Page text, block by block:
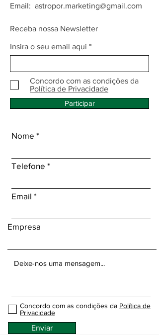
Email: astropor.marketing@gmail.com
Receba nossa Newsletter
Insira o seu email aqui
Concordo com as condições da
Política de Privacidade
Participar
Nome
Telefone
Email
Empresa
Concordo com as condições da Política de
Privacidade
Enviar